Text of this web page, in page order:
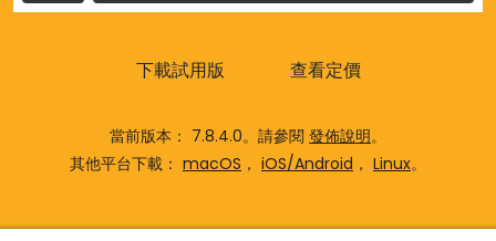
下載試用版 查看定價
當前版本： 7.8.4.0。請參閱 發佈說明。
其他平台下載： macOS ， iOS/Android ， Linux。